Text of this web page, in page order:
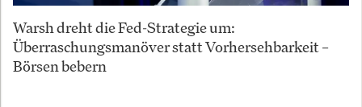
Warsh dreht die Fed-Strategie um:
Überraschungsmanöver statt Vorhersehbarkeit –
Börsen bebern